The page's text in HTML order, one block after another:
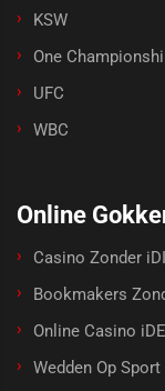
KSW
One
UFC
WBC
Online
Casino Zonder
Bookmakers
Online Casino
Wedden Op Sport